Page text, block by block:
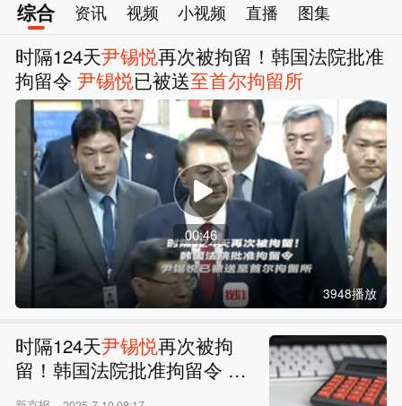
综合 资讯 视频 小视频 直播 图集
时隔124天尹锡悦再次被拘留！韩国法院批准
拘留令尹锡悦已被送至首尔拘留所
00:46
3948播放
时隔124天尹锡悦再次被拘
留！韩国法院批准拘留令 尹
锡悦